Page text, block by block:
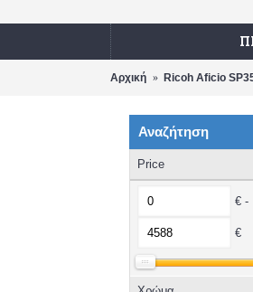
Αρχική Ricoh Aficio
Αναζήτηση
Price
€ -
€